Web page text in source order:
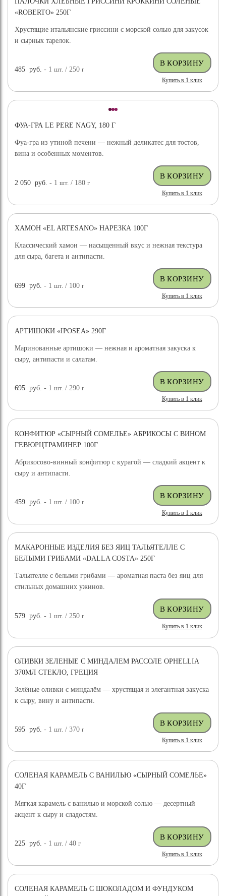
«ROBERTO» 250Г
Хрустящие итальянские гриссини с морской солью для закусок
и сырных тарелок.
485 руб. - 1шт. / 250г
Купить в 1 клик
ФУА-ГРА LE PERE NAGY, 180 Г
Фуа-гра из утиной печени — нежный деликатес для тостов,
вина и особенных моментов.
2 050 руб. - 1шт. / 180г
Купить в 1 клик
ХАМОН «EL ARTESANO» НАРЕЗКА 100Г
Классический хамон — насыщенный вкус и нежная текстура
для сыра, багета и антипасти.
699 руб. - 1шт. / 100г
Купить в 1 клик
АРТИШОКИ «IPOSEA» 290Г
Маринованные артишоки — нежная и ароматная закуска к
сыру, антипасти и салатам.
695 руб. - 1шт. / 290г
Купить в 1 клик
КОНФИТЮР «СЫРНЫЙ СОМЕЛЬЕ» АБРИКОСЫ С ВИНОМ
ГЕВЮРЦТРАМИНЕР 100Г
Абрикосово-винный конфитюр с курагой — сладкий акцент к
сыру и антипасти.
459 руб. - 1шт. / 100г
Купить в 1 клик
МАКАРОННЫЕ ИЗДЕЛИЯ БЕЗ ЯИЦ ТАЛЬЯТЕЛЛЕ С
БЕЛЫМИ ГРИБАМИ «DALLA COSTA» 250Г
Тальятелле с белыми грибами — ароматная паста без яиц для
стильных домашних ужинов.
579 руб. - 1шт. / 250г
Купить в 1 клик
ОЛИВКИ ЗЕЛЕНЫЕ С МИНДАЛЕМ РАССОЛЕ OPHELLIA
370МЛ СТЕКЛО, ГРЕЦИЯ
Зелёные оливки с миндалём — хрустящая и элегантная закуска
к сыру, вину и антипасти.
595 руб. - 1шт. / 370г
Купить в 1 клик
СОЛЕНАЯ КАРАМЕЛЬ С ВАНИЛЬЮ «СЫРНЫЙ СОМЕЛЬЕ»
40Г
Мягкая карамель с ванилью и морской солью — десертный
акцент к сыру и сладостям.
225 руб. - 1шт. / 40г
Купить в 1 клик
СОЛЕНАЯ КАРАМЕЛЬ С ШОКОЛАДОМ И ФУНДУКОМ